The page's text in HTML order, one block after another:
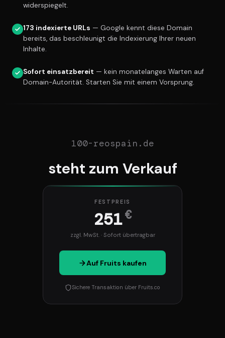
widerspiegelt.
173 indexierte URLs — Google kennt diese Domain
bereits, das beschleunigt die Indexierung Ihrer neuen
Inhalte.
Sofort einsatzbereit — kein monatelanges Warten auf
Domain-Autorität. Starten Sie mit einem Vorsprung.
100-reospain.de
steht zum Verkauf
FESTPREIS
251€
zzgl. MwSt. · Sofort übertragbar
Auf Fruits kaufen
Sichere Transaktion über Fruits.co